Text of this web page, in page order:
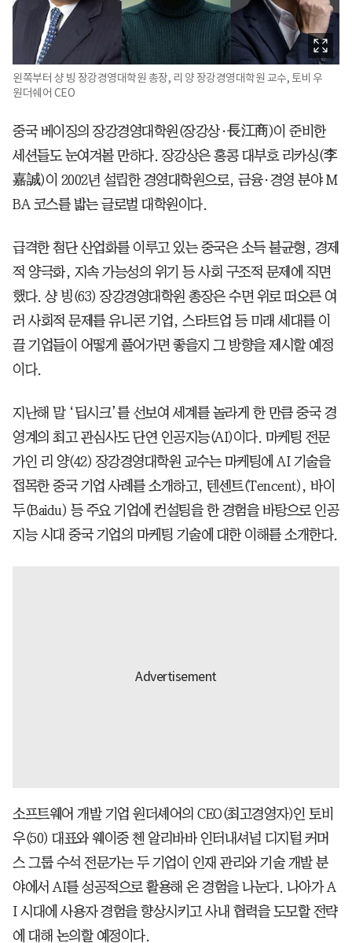
왼쪽부터 샹 빙 장강경영대학원 총장, 리 양 장강경영대학원 교수, 토비 우
원더쉐어 CEO
중국 베이징의 장강경영대학원(장강상·長江商)이 준비한
세션들도 눈여겨볼 만하다. 장강상은 홍콩 대부호 리카싱(李
嘉誠)이 2002년 설립한 경영대학원으로, 금융·경영 분야 M
BA 코스를 밟는 글로벌 대학원이다.
급격한 첨단 산업화를 이루고 있는 중국은 소득 불균형, 경제
적 양극화, 지속 가능성의 위기 등 사회 구조적 문제에 직면
했다. 샹 빙(63) 장강경영대학원 총장은 수면 위로 떠오른 여
러 사회적 문제를 유니콘 기업, 스타트업 등 미래 세대를 이
끌 기업들이 어떻게 풀어가면 좋을지 그 방향을 제시할 예정
이다.
지난해 말 ‘딥시크’를 선보여 세계를 놀라게 한 만큼 중국 경
영계의 최고 관심사도 단연 인공지능(AI)이다. 마케팅 전문
가인 리 양(42) 장강경영대학원 교수는 마케팅에 AI 기술을
접목한 중국 기업 사례를 소개하고, 텐센트(Tencent), 바이
두(Baidu) 등 주요 기업에 컨설팅을 한 경험을 바탕으로 인공
지능 시대 중국 기업의 마케팅 기술에 대한 이해를 소개한다.
소프트웨어 개발 기업 원더셰어의 CEO(최고경영자)인 토비
우(50) 대표와 웨이중 첸 알리바바 인터내셔널 디지털 커머
스 그룹 수석 전문가는 두 기업이 인재 관리와 기술 개발 분
야에서 AI를 성공적으로 활용해 온 경험을 나눈다. 나아가 A
I 시대에 사용자 경험을 향상시키고 사내 협력을 도모할 전략
에 대해 논의할 예정이다.